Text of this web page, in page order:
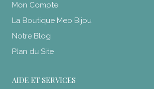
Mon Compte
La Boutique Meo Bijou
Notre Blog
Plan du Site
AIDE ET SERVICES